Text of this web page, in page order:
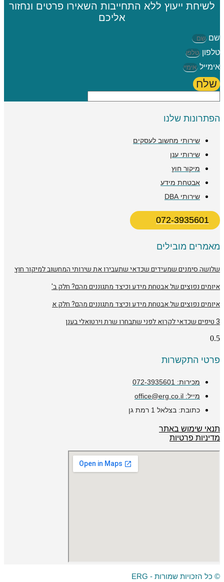
לשיחת ייעוץ ללא התחייבות השאירו פרטים ונחזור
אליכם
שם
טלפון
אימייל
שלח
הפתרונות שלנו
שירותי מחשוב לעסקים
שירותי ענן
מיקור חוץ
אבטחת מידע
שירותי DBA
072-3935601
מאמרים מובילים
שלושה סימנים שמעידים שכדאי שתעבירו את שירותי המחשוב למיקור חוץ
איומים נפוצים של אבטחת מידע וכיצד מתגוננים מהם? חלק ב'
איומים נפוצים של אבטחת מידע וכיצד מתגוננים מהם? חלק א
3 טיפים שכדאי לקרוא לפני שתבחרו שרת וירטואלי בענן
פרטי התקשרות
מכירות: 072-3935601
מייל: office@erg.co.il
כתובת: בצלאל 1 רמת גן
תנאי שימוש באתר
מדיניות פרטיות
© כל הזכויות שמורות - ERG